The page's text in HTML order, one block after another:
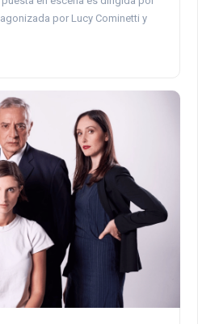
por Lucy Cominetti y